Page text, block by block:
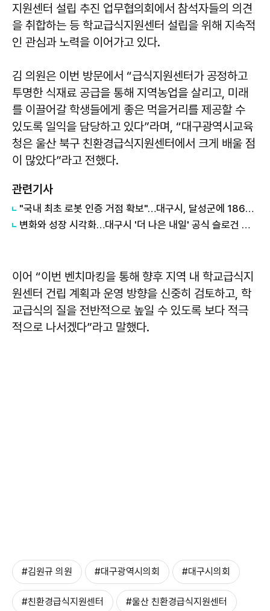
지원센터 설립 추진 업무협의회에서 참석자들의 의견
을 취합하는 등 학교급식지원센터 설립을 위해 지속적
인 관심과 노력을 이어가고 있다.
김 의원은 이번 방문에서 “급식지원센터가 공정하고
투명한 식재료 공급을 통해 지역농업을 살리고, 미래
를 이끌어갈 학생들에게 좋은 먹을거리를 제공할 수
있도록 일익을 담당하고 있다”라며, “대구광역시교육
청은 울산 북구 친환경급식지원센터에서 크게 배울 점
이 많았다”라고 전했다.
관련기사
"국내 최초 로봇 인증 거점 확보"…대구시, 달성군에 186억 투입해 휴머노이드 센터 구축
변화와 성장 시각화…대구시 '더 나은 내일' 공식 슬로건 디자인 공개
이어 “이번 벤치마킹을 통해 향후 지역 내 학교급식지
원센터 건립 계획과 운영 방향을 신중히 검토하고, 학
교급식의 질을 전반적으로 높일 수 있도록 보다 적극
적으로 나서겠다”라고 말했다.
#김원규 의원 #대구광역시의회 #대구시의회
#친환경급식지원센터 #울산 친환경급식지원센터